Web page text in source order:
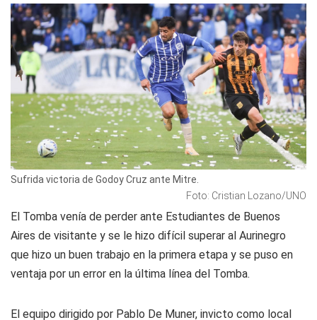
Sufrida victoria de Godoy Cruz ante Mitre.
Foto: Cristian Lozano/UNO
El Tomba venía de perder ante Estudiantes de Buenos
Aires de visitante y se le hizo difícil superar al Aurinegro
que hizo un buen trabajo en la primera etapa y se puso en
ventaja por un error en la última línea del Tomba.
El equipo dirigido por Pablo De Muner, invicto como local